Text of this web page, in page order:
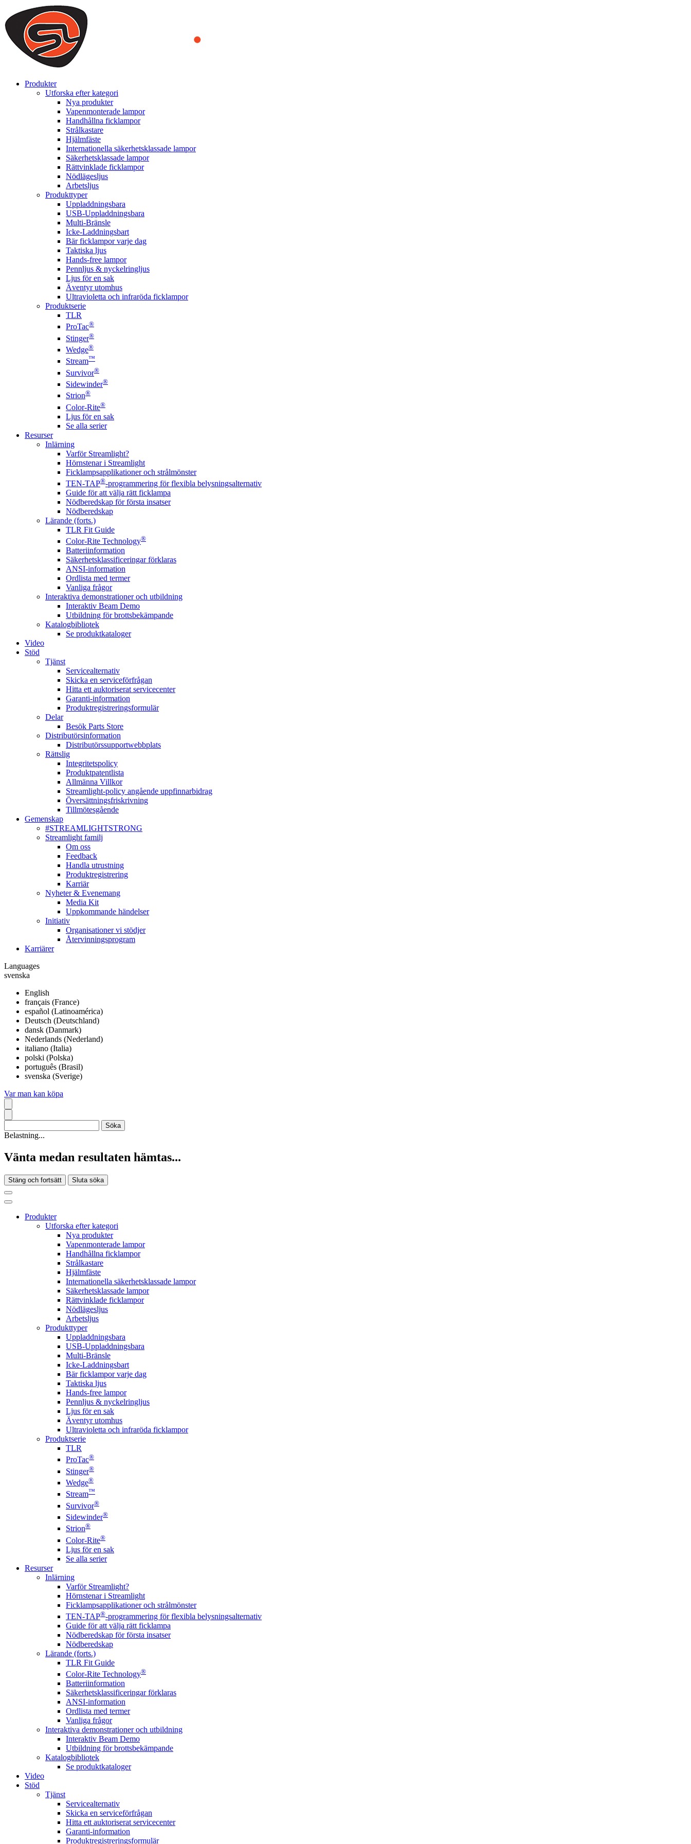
We use cookies to ensure that we provide you the best experience on our website. By continuing to browse this website, you accept that cookies are used to help us analyze how the website is used and to offer
you a better experience. To learn more or to find out how you can disable cookies, you can access our
ACCEPT AND CLOSE
Produkter
Utforska efter kategori
Nya produkter
Vapenmonterade lampor
Handhållna ficklampor
Strålkastare
Hjälmfäste
Internationella säkerhetsklassade lampor
Säkerhetsklassade lampor
Rättvinklade ficklampor
Nödlägesljus
Arbetsljus
Produkttyper
Uppladdningsbara
USB-Uppladdningsbara
Multi-Bränsle
Icke-Laddningsbart
Bär ficklampor varje dag
Taktiska ljus
Hands-free lampor
Pennljus & nyckelringljus
Ljus för en sak
Äventyr utomhus
Ultravioletta och infraröda ficklampor
Produktserie
TLR
ProTac®
Stinger®
Wedge®
Stream™
Survivor®
Sidewinder®
Strion®
Color-Rite®
Ljus för en sak
Se alla serier
Resurser
Inlärning
Varför Streamlight?
Hörnstenar i Streamlight
Ficklampsapplikationer och strålmönster
TEN-TAP®-programmering för flexibla belysningsalternativ
Guide för att välja rätt ficklampa
Nödberedskap för första insatser
Nödberedskap
Lärande (forts.)
TLR Fit Guide
Color-Rite Technology®
Batteriinformation
Säkerhetsklassificeringar förklaras
ANSI-information
Ordlista med termer
Vanliga frågor
Interaktiva demonstrationer och utbildning
Interaktiv Beam Demo
Utbildning för brottsbekämpande
Katalogbibliotek
Se produktkataloger
Video
Stöd
Tjänst
Servicealternativ
Skicka en serviceförfrågan
Hitta ett auktoriserat servicecenter
Garanti-information
Produktregistreringsformulär
Delar
Besök Parts Store
Distributörsinformation
Distributörssupportwebbplats
Rättslig
Integritetspolicy
Produktpatentlista
Allmänna Villkor
Streamlight-policy angående uppfinnarbidrag
Översättningsfriskrivning
Tillmötesgående
Gemenskap
#STREAMLIGHTSTRONG
Streamlight familj
Om oss
Feedback
Handla utrustning
Produktregistrering
Karriär
Nyheter & Evenemang
Media Kit
Uppkommande händelser
Initiativ
Organisationer vi stödjer
Återvinningsprogram
Karriärer
Languages
svenska
English
français (France)
español (Latinoamérica)
Deutsch (Deutschland)
dansk (Danmark)
Nederlands (Nederland)
italiano (Italia)
polski (Polska)
português (Brasil)
svenska (Sverige)
Var man kan köpa
Belastning...
Vänta medan resultaten hämtas...
Stäng och fortsätt Sluta söka
Produkter
Utforska efter kategori
Nya produkter
Vapenmonterade lampor
Handhållna ficklampor
Strålkastare
Hjälmfäste
Internationella säkerhetsklassade lampor
Säkerhetsklassade lampor
Rättvinklade ficklampor
Nödlägesljus
Arbetsljus
Produkttyper
Uppladdningsbara
USB-Uppladdningsbara
Multi-Bränsle
Icke-Laddningsbart
Bär ficklampor varje dag
Taktiska ljus
Hands-free lampor
Pennljus & nyckelringljus
Ljus för en sak
Äventyr utomhus
Ultravioletta och infraröda ficklampor
Produktserie
TLR
ProTac®
Stinger®
Wedge®
Stream™
Survivor®
Sidewinder®
Strion®
Color-Rite®
Ljus för en sak
Se alla serier
Resurser
Inlärning
Varför Streamlight?
Hörnstenar i Streamlight
Ficklampsapplikationer och strålmönster
TEN-TAP®-programmering för flexibla belysningsalternativ
Guide för att välja rätt ficklampa
Nödberedskap för första insatser
Nödberedskap
Lärande (forts.)
TLR Fit Guide
Color-Rite Technology®
Batteriinformation
Säkerhetsklassificeringar förklaras
ANSI-information
Ordlista med termer
Vanliga frågor
Interaktiva demonstrationer och utbildning
Interaktiv Beam Demo
Utbildning för brottsbekämpande
Katalogbibliotek
Se produktkataloger
Video
Stöd
Tjänst
Servicealternativ
Skicka en serviceförfrågan
Hitta ett auktoriserat servicecenter
Garanti-information
Produktregistreringsformulär